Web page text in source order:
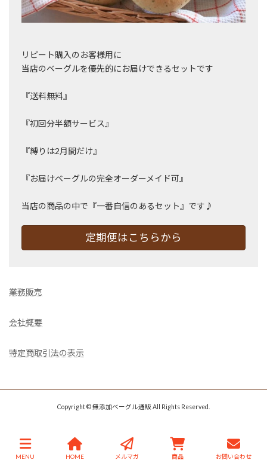
リピート購入のお客様用に
当店のベーグルを優先的にお届けできるセットです
『送料無料』
『初回分半額サービス』
『縛りは2月間だけ』
『お届けベーグルの完全オーダーメイド可』
当店の商品の中で『一番自信のあるセット』です♪
定期便はこちらから
業務販売
会社概要
特定商取引法の表示
Copyright © 無添加ベーグル通販 All Rights Reserved.
MENU HOME メルマガ 商品 お問い合わせ